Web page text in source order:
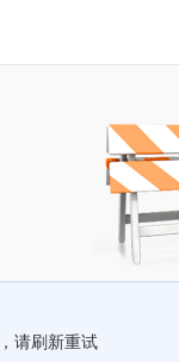
请刷新重试